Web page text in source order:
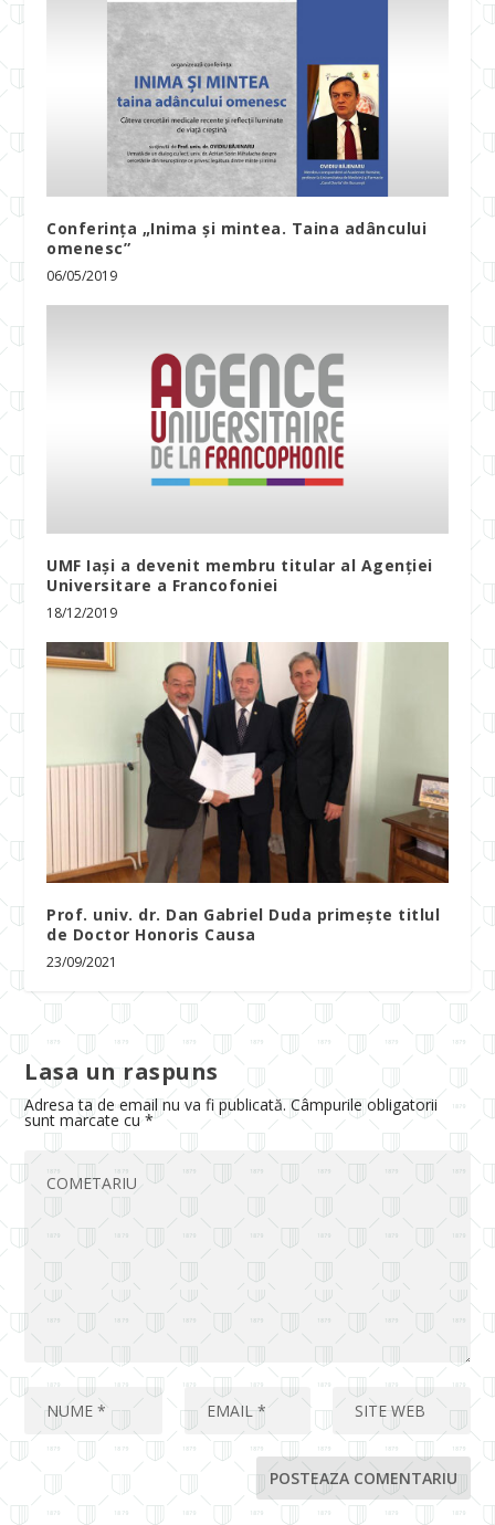
Conferința „Inima și mintea. Taina adâncului
omenesc”
06/05/2019
UMF Iași a devenit membru titular al Agenției
Universitare a Francofoniei
18/12/2019
Prof. univ. dr. Dan Gabriel Duda primește titlul
de Doctor Honoris Causa
23/09/2021
Lasa un raspuns
Adresa ta de email nu va fi publicată. Câmpurile obligatorii
sunt marcate cu*